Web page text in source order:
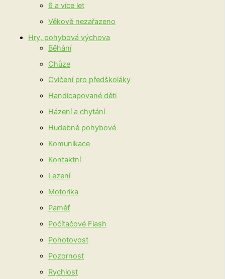
6 a více let
Věkově nezařazeno
Hry, pohybová výchova
Běhání
Chůze
Cvičení pro předškoláky
Handicapované děti
Házení a chytání
Hudebně pohybové
Komunikace
Kontaktní
Lezení
Motorika
Paměť
Počítačové Flash
Pohotovost
Pozornost
Rychlost